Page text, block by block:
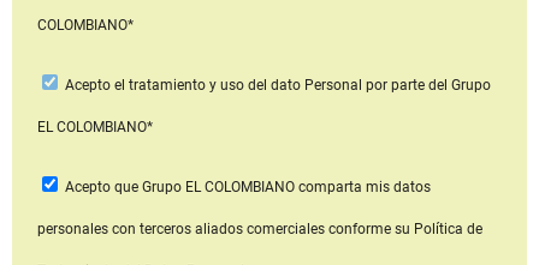
COLOMBIANO*
Acepto el tratamiento y uso del dato Personal por parte del Grupo
EL COLOMBIANO*
Acepto que Grupo EL COLOMBIANOcomparta mis datos
personales con terceros aliados comerciales conforme su Política de